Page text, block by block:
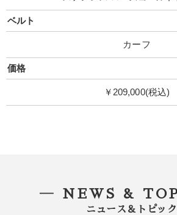
ベルト
カーフ
価格
￥209,000(税込)
― NEWS &
ニュース＆トピッ